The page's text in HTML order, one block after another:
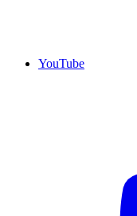
YouTube